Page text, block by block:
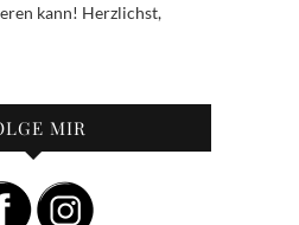
kann! Herzlichst,
MIR